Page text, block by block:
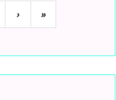
› »